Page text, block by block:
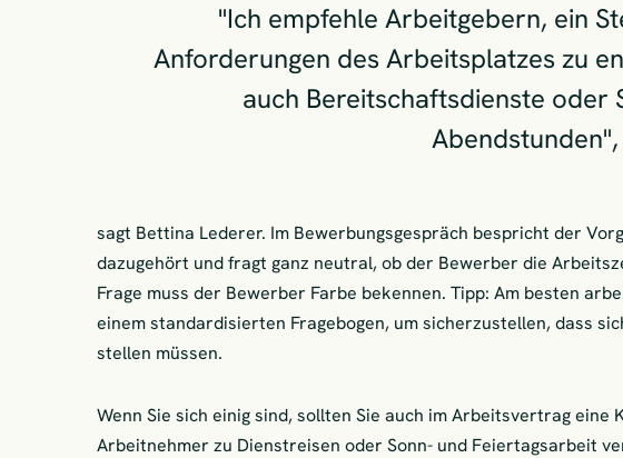
"Ich empfehle Arbeitgebern, ein
Anforderungen des Arbeitsplatzes zu
auch Bereitschaftsdienste oder
Abendstunden",
sagt Bettina Lederer. Im Bewerbungsgespräch bespricht der
dazugehört und fragt ganz neutral, ob der Bewerber die
Frage muss der Bewerber Farbe bekennen. Tipp: Am besten
einem standardisierten Fragebogen, um sicherzustellen, dass
stellen müssen.
Wenn Sie sich einig sind, sollten Sie auch im Arbeitsvertrag eine
Arbeitnehmer zu Dienstreisen oder Sonn- und Feiertagsarbeit